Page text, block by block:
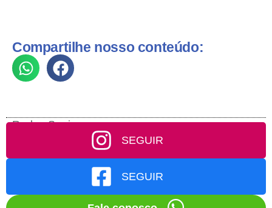
Compartilhe nosso conteúdo:
Redes Socias
SEGUIR
SEGUIR